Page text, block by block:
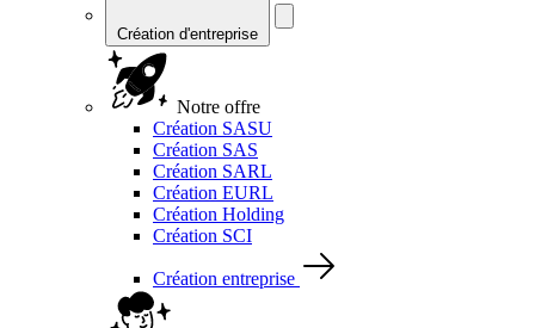
Création d'entreprise
Notre offre
Création SASU
Création SAS
Création SARL
Création EURL
Création Holding
Création SCI
Création entreprise